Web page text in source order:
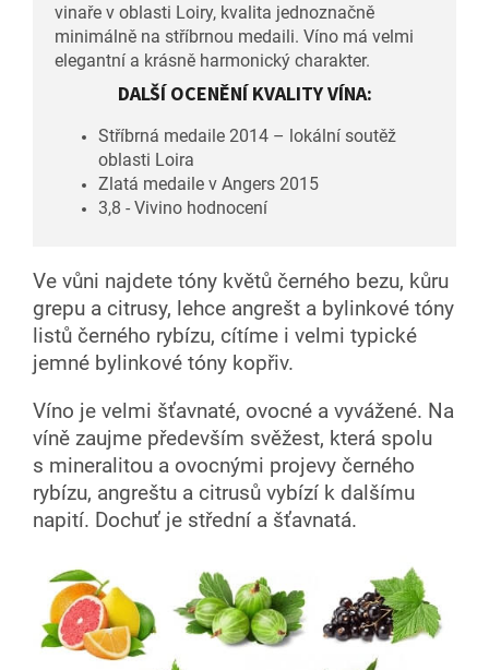
vinaře v oblasti Loiry, kvalita jednoznačně
minimálně na stříbrnou medaili. Víno má velmi
elegantní a krásně harmonický charakter.
DALŠÍ OCENĚNÍ KVALITY VÍNA:
Stříbrná medaile 2014 – lokální soutěž
oblasti Loira
Zlatá medaile v Angers 2015
3,8 - Vivino hodnocení
Ve vůni najdete tóny květů černého bezu, kůru
grepu a citrusy, lehce angrešt a bylinkové tóny
listů černého rybízu, cítíme i velmi typické
jemné bylinkové tóny kopřiv.
Víno je velmi šťavnaté, ovocné a vyvážené. Na
víně zaujme především svěžest, která spolu
s mineralitou a ovocnými projevy černého
rybízu, angreštu a citrusů vybízí k dalšímu
napití. Dochuť je střední a šťavnatá.